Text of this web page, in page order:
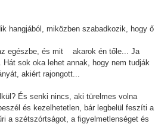
hangjából, miközben szabadkozik, hogy ő
egészbe, és mit akarok én tőle... Ja
sok oka lehet annak, hogy nem tudják
akiért rajongott...
És senki nincs, aki türelmes volna
és kezelhetetlen, bár legbelül feszíti a
a szétszórtságot, a figyelmetlenséget és